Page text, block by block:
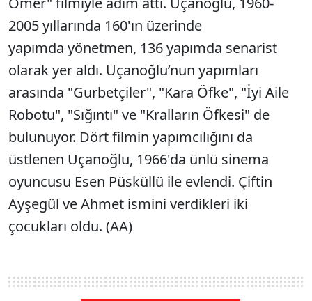
2005 yıllarında 160'ın üzerinde
yapımda yönetmen, 136 yapımda senarist
olarak yer aldı. Uçanoğlu’nun yapımları
arasında "Gurbetçiler", "Kara Öfke", "İyi Aile
Robotu", "Sığıntı" ve "Kralların Öfkesi" de
bulunuyor. Dört filmin yapımcılığını da
üstlenen Uçanoğlu, 1966'da ünlü sinema
oyuncusu Esen Püsküllü ile evlendi. Çiftin
Ayşegül ve Ahmet ismini verdikleri iki
çocukları oldu. (AA)